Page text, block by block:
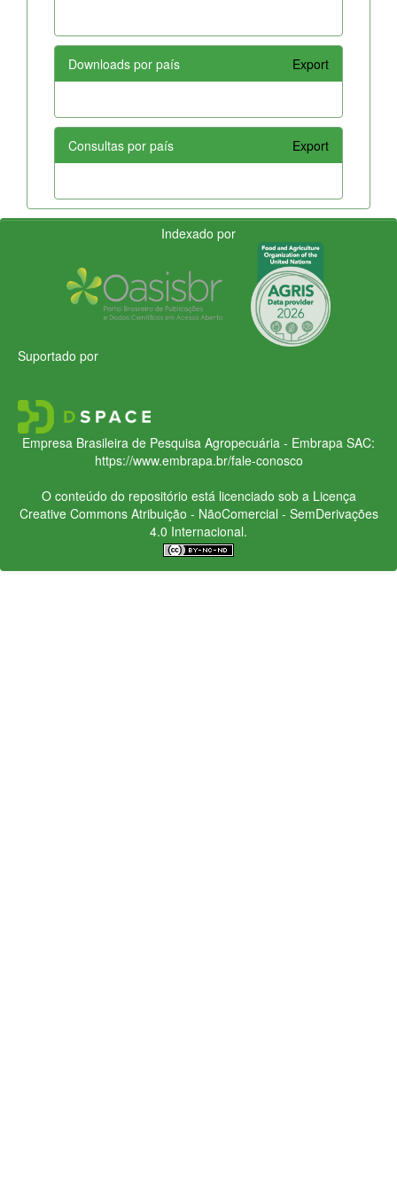
Downloads por país Export
Consultas por país Export
Indexado por
Suportado por
Empresa Brasileira de Pesquisa Agropecuária - Embrapa SAC:
https://www.embrapa.br/fale-conosco
O conteúdo do repositório está licenciado sob a Licença
Creative CommonsAtribuição - NãoComercial - SemDerivações
4.0 Internacional.